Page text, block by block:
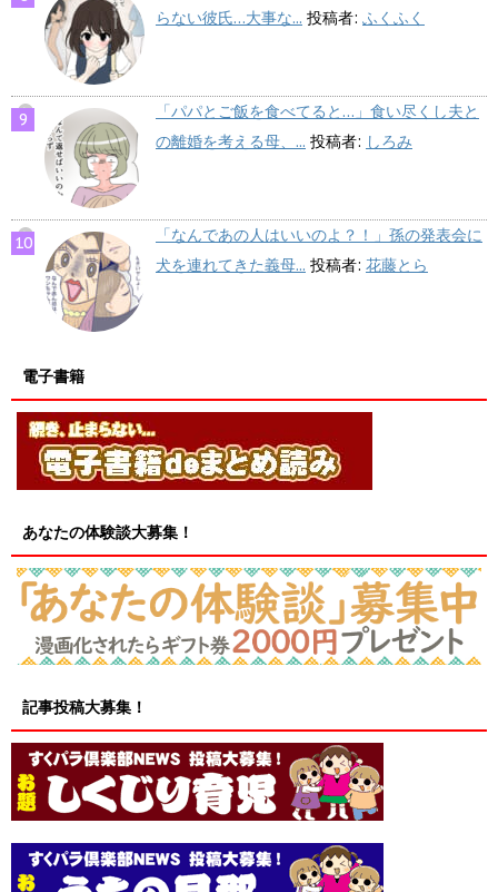
らない彼氏…大事な... 投稿者: ふくふく
「パパとご飯を食べてると…」食い尽くし夫と
の離婚を考える母、... 投稿者: しろみ
「なんであの人はいいのよ？！」孫の発表会に
犬を連れてきた義母... 投稿者: 花藤とら
電子書籍
あなたの体験談大募集！
記事投稿大募集！